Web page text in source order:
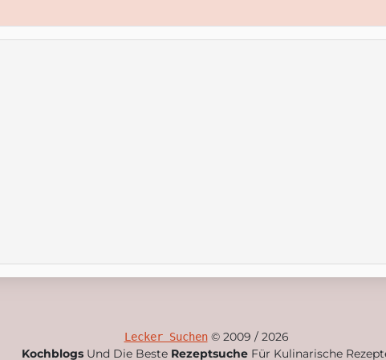
Lecker Suchen© 2009 / 2026
Kochblogs Und Die Beste Rezeptsuche Für Kulinarische